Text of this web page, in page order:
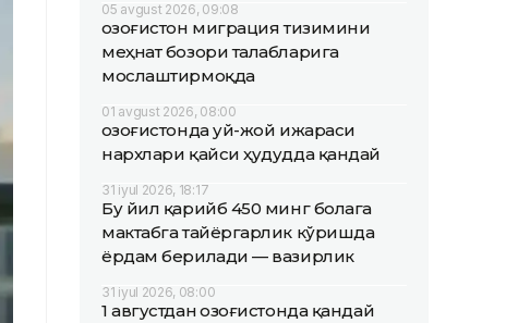
05 avgust 2026, 09:08
Қозоғистон миграция тизимини
меҳнат бозори талабларига
мослаштирмоқда
01 avgust 2026, 08:00
Қозоғистонда уй-жой ижараси
нархлари қайси ҳудудда қандай
31 iyul 2026, 18:17
Бу йил қарийб 450 минг болага
мактабга тайёргарлик кўришда
ёрдам берилади — вазирлик
31 iyul 2026, 08:00
1 августдан Қозоғистонда қандай